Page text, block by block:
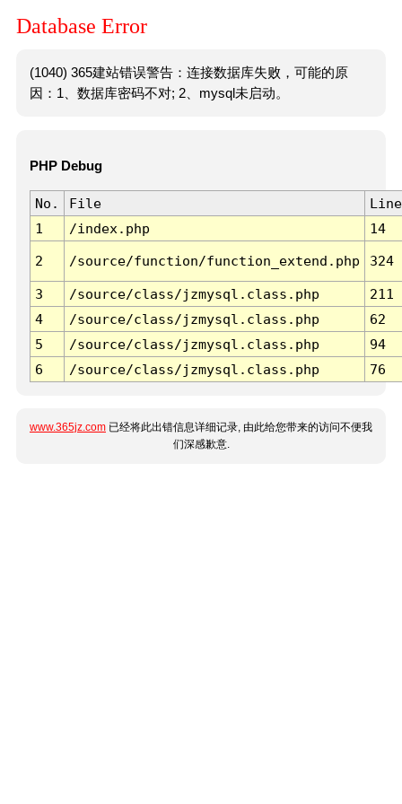
Database Error
(1040) 365建站错误警告：连接数据库失败，可能的原
因：1、数据库密码不对; 2、mysql未启动。
PHP Debug
No. File
Line
1
/index.php 14
2 /source/function/function_extend.php 324
3 /source/class/jzmysql.class.php
211
4
/source/class/jzmysql.class.php
62
5
/source/class/jzmysql.class.php
94
6
/source/class/jzmysql.class.php 76
www.365jz.com 已经将此出错信息详细记录, 由此给您带来的访问不便我
们深感歉意.